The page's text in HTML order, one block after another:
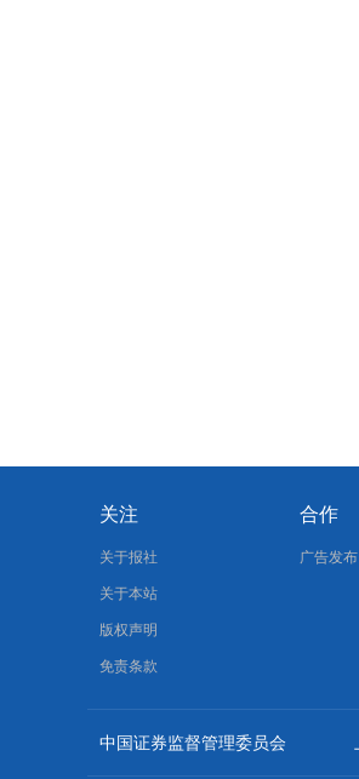
关注
关于报社
关于本站
版权声明
免责条款
合作
广告发布
中国证券监督管理委员会